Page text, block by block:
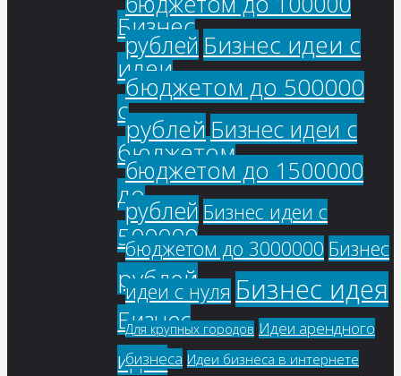
Бизнес
идеи
с
бюджетом
до
500000
рублей
Бизнес
идеи
рублей Бизнес идеи с
бюджетом до 500000
рублей Бизнес идеи с
бюджетом до 1500000
рублей Бизнес идеи с
бюджетом до 3000000 Бизнес
идеи с нуля Бизнес идея
Для крупных городов Идеи арендного
бизнеса Идеи бизнеса в интернете